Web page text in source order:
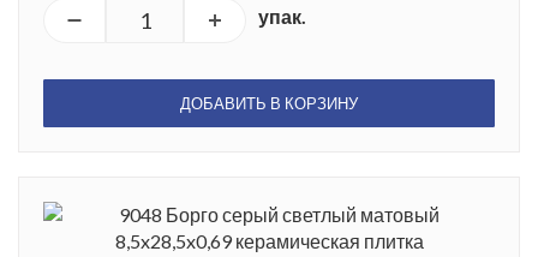
необходимо сделать особенный акцент или проявить
упак.
ДОБАВИТЬ В КОРЗИНУ